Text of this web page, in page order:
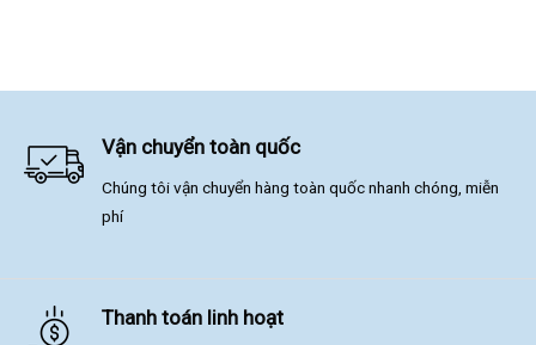
Vận chuyển toàn quốc
Chúng tôi vận chuyển hàng toàn quốc nhanh chóng, miễn
phí
Thanh toán linh hoạt